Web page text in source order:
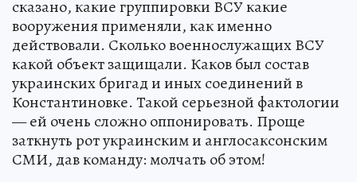
сказано, какие группировки ВСУ какие
вооружения применяли, как именно
действовали. Сколько военнослужащих ВСУ
какой объект защищали. Каков был состав
украинских бригад и иных соединений в
Константиновке. Такой серьезной фактологии
— ей очень сложно оппонировать. Проще
заткнуть рот украинским и англосаксонским
СМИ, дав команду: молчать об этом!